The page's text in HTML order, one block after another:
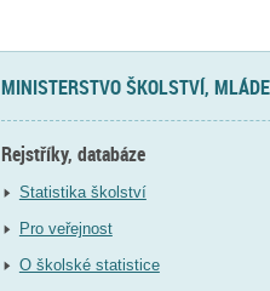
MINISTERSTVO ŠKOLSTVÍ,
Rejstříky, databáze
Statistika školství
Pro veřejnost
O školské statistice